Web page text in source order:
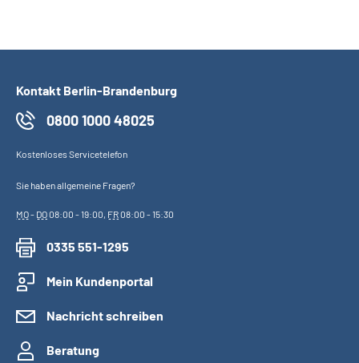
Kontakt Berlin-Brandenburg
0800 1000 48025
Kostenloses Servicetelefon
Sie haben allgemeine Fragen?
MO- DO08:00 - 19:00, FR08:00 - 15:30
0335 551-1295
Mein Kundenportal
Nachricht schreiben
Beratung